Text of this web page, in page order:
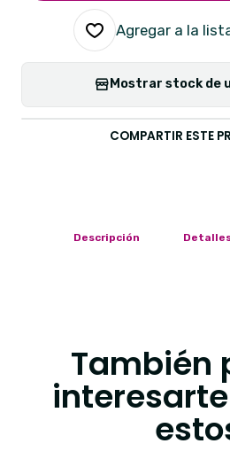
Agregar a la
Mostrar stock de
COMPARTIR ESTE
Descripción
También